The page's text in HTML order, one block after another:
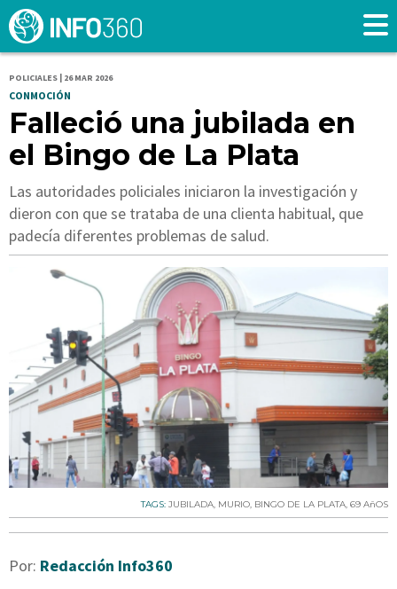
POLICIALES | 26 MAR 2026
CONMOCIÓN
Falleció una jubilada en
el Bingo de La Plata
Las autoridades policiales iniciaron la investigación y
dieron con que se trataba de una clienta habitual, que
padecía diferentes problemas de salud.
TAGS: JUBILADA, MURIO, BINGO DE LA PLATA, 69 AñOS
Por: Redacción Info360